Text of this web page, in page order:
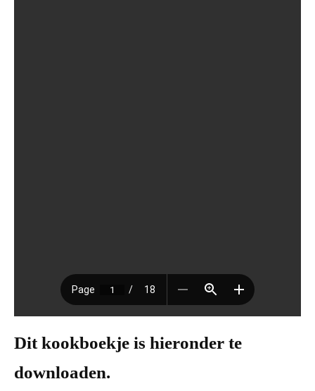
Dit kookboekje is hieronder te
downloaden.